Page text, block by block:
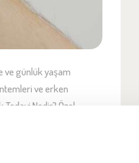
ve günlük yaşam
ve erken
Nedir? Özel